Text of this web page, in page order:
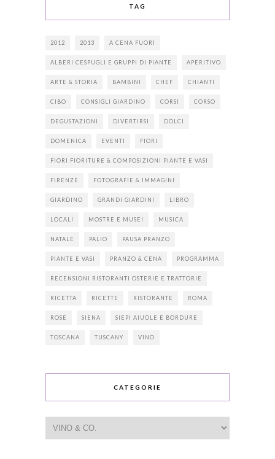
TAG
2012 2013 A CENA FUORI
ALBERI CESPUGLI E GRUPPI DI PIANTE APERITIVO
ARTE & STORIA BAMBINI CHEF CHIANTI
CIBO CONSIGLI GIARDINO CORSI CORSO
DEGUSTAZIONI DIVERTIRSI DOLCI
DOMENICA EVENTI FIORI
FIORI FIORITURE & COMPOSIZIONI PIANTE E VASI
FIRENZE FOTOGRAFIE & IMMAGINI
GIARDINO GRANDI GIARDINI LIBRO
LOCALI MOSTRE E MUSEI MUSICA
NATALE PALIO PAUSA PRANZO
PIANTE E VASI PRANZO & CENA PROGRAMMA
RECENSIONI RISTORANTI OSTERIE E TRATTORIE
RICETTA RICETTE RISTORANTE ROMA
ROSE SIENA SIEPI AIUOLE E BORDURE
TOSCANA TUSCANY VINO
CATEGORIE